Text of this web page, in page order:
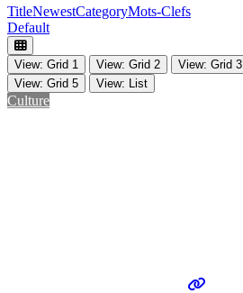
TitleNewestCategoryMots-Clefs
Default
View: Grid 1 View: Grid 2 View: Grid 3
View: Grid 5
View: List
Culture